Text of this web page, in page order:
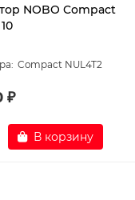
NOBO Compact
Compact NUL4T2
₽
В корзину